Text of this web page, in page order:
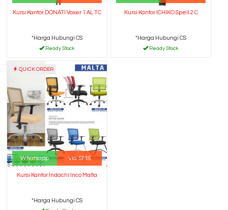
Kursi Kantor DONATI Voxer 1 AL TC
*Harga Hubungi CS
Ready Stock
Kursi Kantor ICHIKO Spell 2 C
*Harga Hubungi CS
Ready Stock
QUICK ORDER
Whatsapp via SMS
Kursi Kantor Indachi Inco Malta
*Harga Hubungi CS